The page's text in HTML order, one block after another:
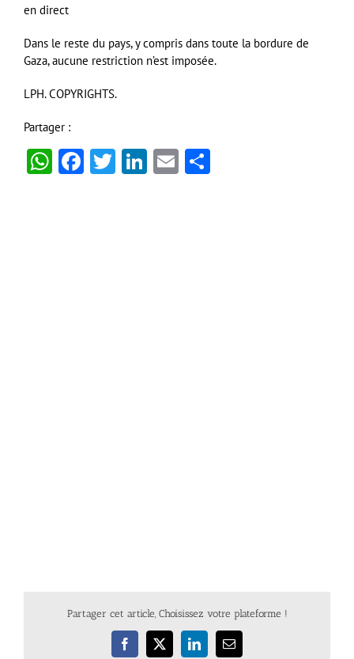
en direct
Dans le reste du pays, y compris dans toute la bordure de
Gaza, aucune restriction n’est imposée.
LPH. COPYRIGHTS.
Partager :
WhatsApp
Facebook
Twitter
LinkedIn
Email
Partager cet article, Choisissez votre plateforme !
Facebook
X LinkedInEmail